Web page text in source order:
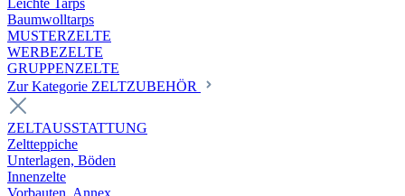
Leichte Tarps
Baumwolltarps
MUSTERZELTE
WERBEZELTE
GRUPPENZELTE
Zur Kategorie ZELTZUBEHÖR
ZELTAUSSTATTUNG
Zeltteppiche
Unterlagen, Böden
Innenzelte
Vorbauten, Annex